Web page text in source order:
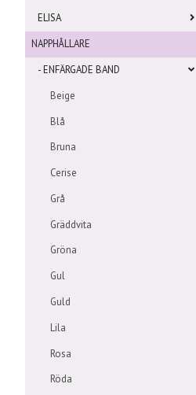
ELISA
NAPPHÅLLARE
- ENFÄRGADE BAND
Beige
Blå
Bruna
Cerise
Grå
Gräddvita
Gröna
Gul
Guld
Lila
Rosa
Röda